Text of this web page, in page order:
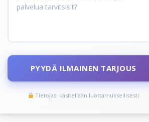
PYYDÄ ILMAINEN TARJOUS
Tietojasi käsitellään luottamuksellisesti